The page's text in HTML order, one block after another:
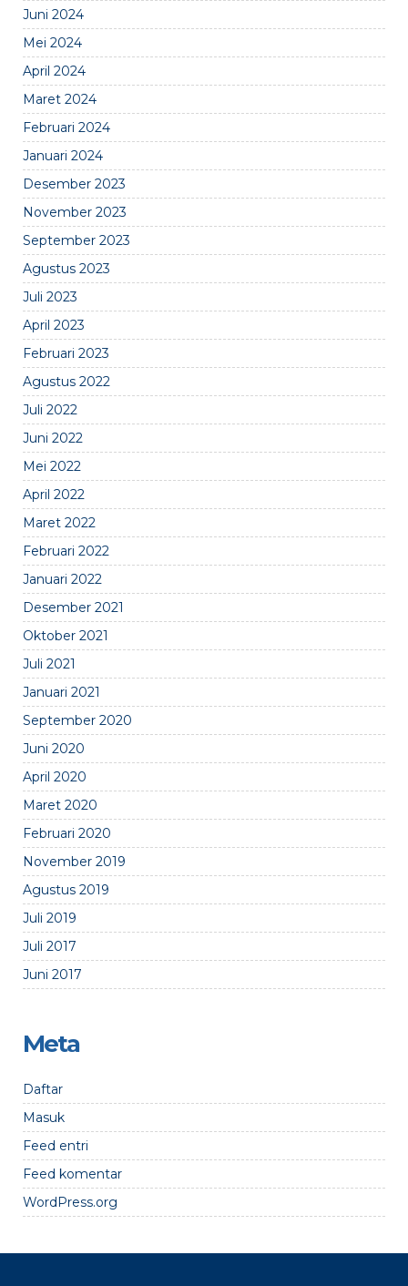
Juni 2024
Mei 2024
April 2024
Maret 2024
Februari 2024
Januari 2024
Desember 2023
November 2023
September 2023
Agustus 2023
Juli 2023
April 2023
Februari 2023
Agustus 2022
Juli 2022
Juni 2022
Mei 2022
April 2022
Maret 2022
Februari 2022
Januari 2022
Desember 2021
Oktober 2021
Juli 2021
Januari 2021
September 2020
Juni 2020
April 2020
Maret 2020
Februari 2020
November 2019
Agustus 2019
Juli 2019
Juli 2017
Juni 2017
Meta
Daftar
Masuk
Feed entri
Feed komentar
WordPress.org